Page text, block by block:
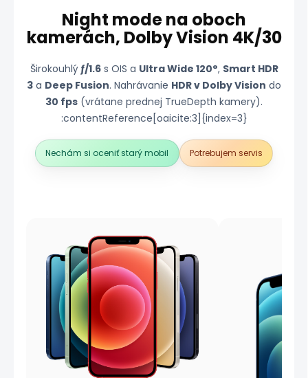
Night mode na oboch
kamerách, Dolby Vision 4K/30
Širokouhlý ƒ/1.6s OIS a Ultra Wide 120°, Smart HDR
3 a Deep Fusion. Nahrávanie HDR v Dolby Vision do
30 fps (vrátane prednej TrueDepth kamery).
:contentReference[oaicite:3]{index=3}
Nechám si oceniť starý mobil Potrebujem servis